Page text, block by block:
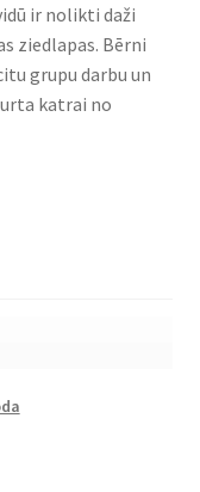
ir nolikti daži
ziedlapas. Bērni
grupu darbu un
katrai no